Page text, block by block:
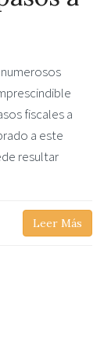
fiscales a
a este
resultar
Leer Más